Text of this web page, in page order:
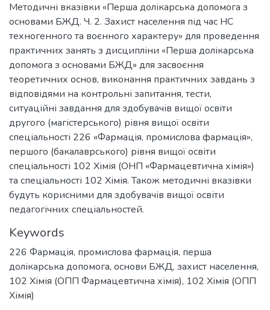
Методичні вказівки «Перша долікарська допомога з
основами БЖД. Ч. 2. Захист населення під час НС
техногенного та воєнного характеру» для проведення
практичних занять з дисципліни «Перша долікарська
допомога з основами БЖД» для засвоєння
теоретичних основ, виконання практичних завдань з
відповідями на контрольні запитання, тести,
ситуаційні завдання для здобувачів вищої освіти
другого (магістерського) рівня вищої освіти
спеціальності 226 «Фармація, промислова фармація»,
першого (бакалаврського) рівня вищої освіти
спеціальності 102 Хімія (ОНП «Фармацевтична хімія»)
та спеціальності 102 Хімія. Також методичні вказівки
будуть корисними для здобувачів вищої освіти
педагогічних спеціальностей.
Keywords
226 Фармація, промислова фармація, перша
долікарська допомога, основи БЖД, захист населення,
102 Хімія (ОПП Фармацевтична хімія), 102 Хімія (ОПП
Хімія)